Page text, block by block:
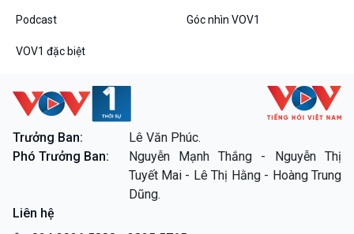
Podcast Góc nhìn VOV1
VOV1 đặc biệt
Trưởng Ban:
Lê Văn Phúc.
Phó Trưởng Ban:
Nguyễn Mạnh Thắng - Nguyễn Thị
Tuyết Mai - Lê Thị Hằng - Hoàng Trung
Dũng.
Liên hệ